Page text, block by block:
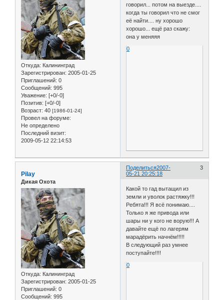
Откуда: Калининград
Зарегистрирован: 2005-01-25
Приглашений: 0
Сообщений: 995
Уважение: [+0/-0]
Позитив: [+0/-0]
Возраст: 40 [1986-01-24]
Провел на форуме:
Не определено
Последний визит:
2009-05-12 22:14:53
говорил... потом на выезде....
когда ты говорил что не смог
её найти.... ну хорошо
хорошо... ещё раз скажу:
она у меняяя
0
Поделиться 3
2007-
05-21 20:25:18
Pilay
Дикая Охота
Откуда: Калининград
Зарегистрирован: 2005-01-25
Приглашений: 0
Сообщений: 995
Какой то гад вытащил из
земли и уволок растяжку!!!
Ребята!!! Я всё понимаю....
Только я же привода или
шары ни у кого не ворую!!! А
давайте ещё по лагерям
марадёрить начнём!!!!!
В следующий раз умнее
поступайте!!!!
0